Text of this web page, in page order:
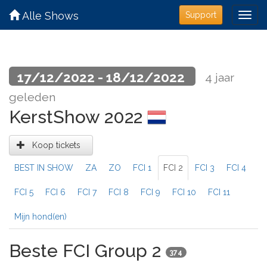
Support
Alle Shows
17/12/2022 - 18/12/2022
4 jaar
geleden
KerstShow 2022
Koop tickets
BEST IN SHOW ZA ZO FCI 1 FCI 2 FCI 3 FCI 4
FCI 5 FCI 6 FCI 7 FCI 8 FCI 9 FCI 10 FCI 11
Mijn hond(en)
Beste FCI Group 2 374